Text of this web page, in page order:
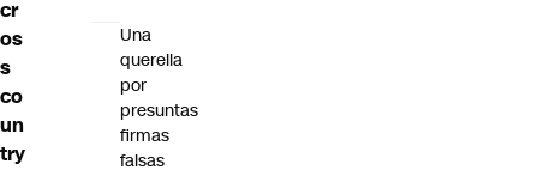
cr
os
s
co
un
try
Una
querella
por
presuntas
firmas
falsas